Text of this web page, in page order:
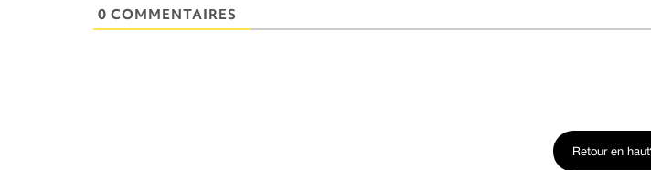
0 COMMENTAIRES
Retour en haut